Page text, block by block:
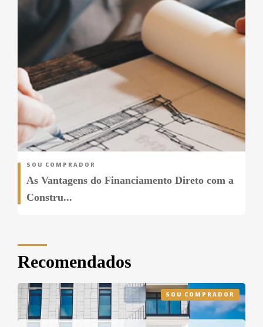
SOU COMPRADOR
As Vantagens do Financiamento Direto com a
Constru...
Recomendados
SOU COMPRADOR